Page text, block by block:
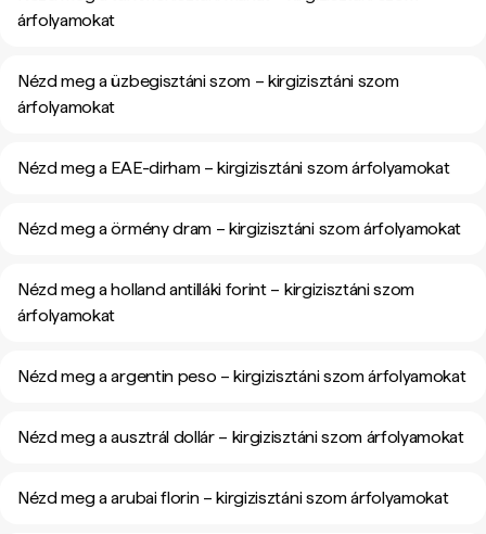
árfolyamokat
Nézd meg a üzbegisztáni szom – kirgizisztáni szom
árfolyamokat
Nézd meg a EAE-dirham – kirgizisztáni szom árfolyamokat
Nézd meg a örmény dram – kirgizisztáni szom árfolyamokat
Nézd meg a holland antilláki forint – kirgizisztáni szom
árfolyamokat
Nézd meg a argentin peso – kirgizisztáni szom árfolyamokat
Nézd meg a ausztrál dollár – kirgizisztáni szom árfolyamokat
Nézd meg a arubai florin – kirgizisztáni szom árfolyamokat